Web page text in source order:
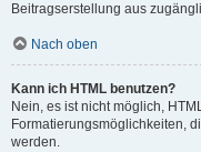
Beitragserstellung aus
Nach oben
Kann ich HTML benutzen?
Nein, es ist nicht möglich,
Formatierungsmöglichkeiten,
werden.